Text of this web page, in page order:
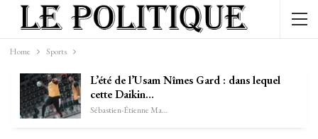
Home Sports
L’été de l’Usam Nîmes Gard : dans lequel
cette Daikin…
Sébastien-Étienne Marechal